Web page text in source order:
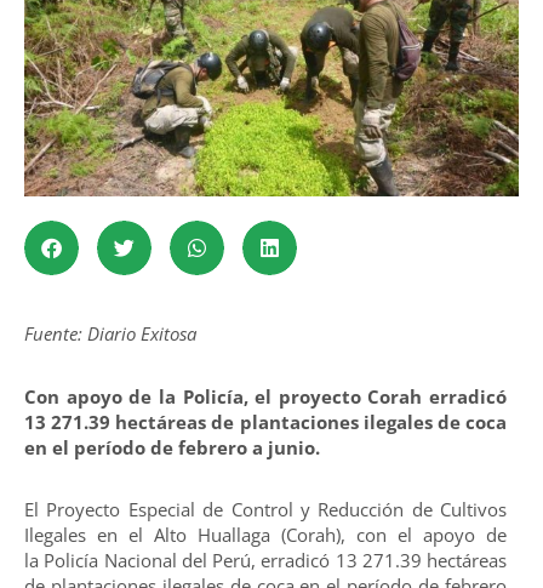
Fuente: Diario Exitosa
Con apoyo de la Policía, el proyecto Corah erradicó
13 271.39 hectáreas de plantaciones ilegales de coca
en el período de febrero a junio.
El Proyecto Especial de Control y Reducción de Cultivos
Ilegales en el Alto Huallaga (Corah), con el apoyo de
la Policía Nacional del Perú, erradicó 13 271.39 hectáreas